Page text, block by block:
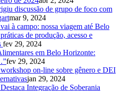
discussão de grupo de foco com
mar 9, 2024
à campo: nossa viagem até Belo
de produção, acesso e
fev 29, 2024
em Belo Horizonte:
fev 29, 2024
on-line sobre gênero e DEI
jan 29, 2024
Integração de Soberania